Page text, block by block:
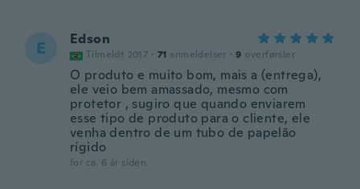
E Edson
Tilmeldt 2017 · 71 anmeldelser · 9 overførsler
O produto e muito bom, mais a (entrega),
ele veio bem amassado, mesmo com
protetor , sugiro que quando enviarem
esse tipo de produto para o cliente, ele
venha dentro de um tubo de papelão
rígido
for ca. 6 år siden